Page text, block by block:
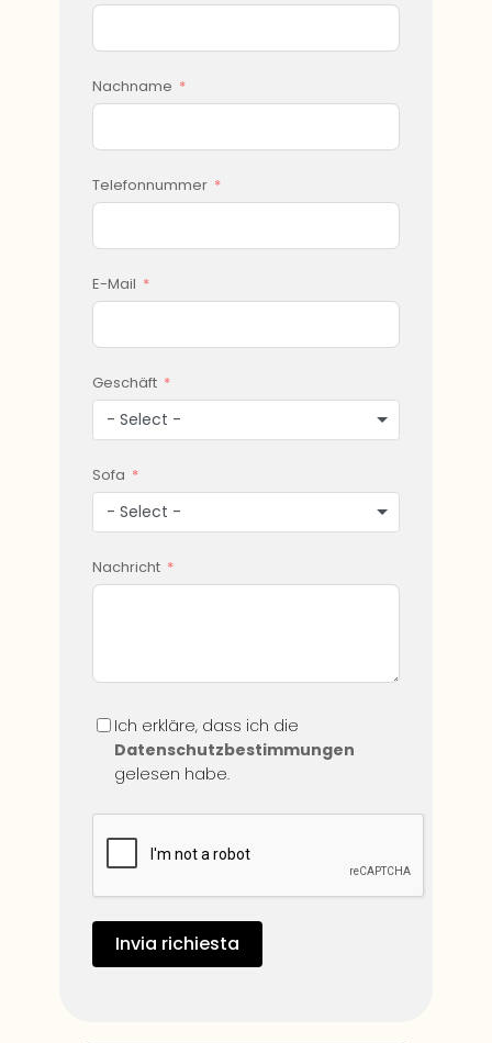
Nachname
Telefonnummer
E-Mail
Geschäft
- Select -
Sofa
- Select -
Nachricht
Ich erkläre, dass ich die
Datenschutzbestimmungen
gelesen habe.
Invia richiesta